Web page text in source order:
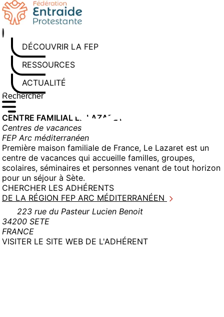
Aller
au
contenu
DÉCOUVRIR LA FEP
RESSOURCES
ACTUALITÉS
Rechercher sur le site
Saisissez au moins 3 caractères pour lancer la recherche
CENTRE FAMILIAL LE LAZARET
Centres de vacances
FEP Arc méditerranéen
Première maison familiale de France, Le Lazaret est un
centre de vacances qui accueille familles, groupes,
scolaires, séminaires et personnes venant de tout horizon
pour un séjour à Sète.
CHERCHER LES ADHÉRENTS
DE LA RÉGION FEP ARC MÉDITERRANÉEN
223 rue du Pasteur Lucien Benoit
34200 SETE
FRANCE
VISITER LE SITE WEB DE L'ADHÉRENT(NOUVELLE